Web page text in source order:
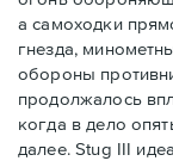
а самоходки
гнезда,
обороны
продолжалось
когда в дело
далее. Stug III